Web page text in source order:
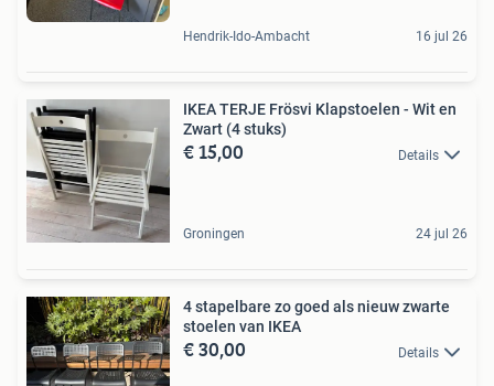
Hendrik-Ido-Ambacht 16 jul 26
IKEA TERJE Frösvi Klapstoelen - Wit en
Zwart (4 stuks)
€ 15,00 Details
Groningen 24 jul 26
4 stapelbare zo goed als nieuw zwarte
stoelen van IKEA
€ 30,00 Details